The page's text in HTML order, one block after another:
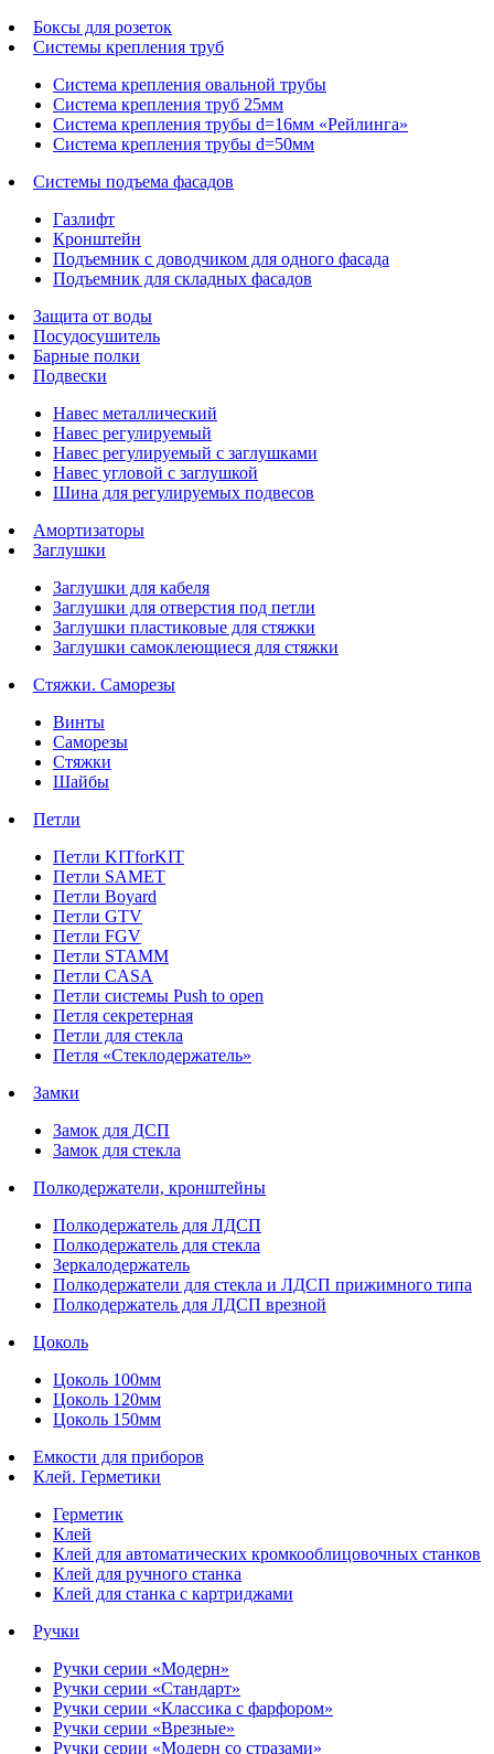
Боксы для розеток
Системы крепления труб
Система крепления овальной трубы
Система крепления труб 25мм
Система крепления трубы d=16мм «Рейлинга»
Система крепления трубы d=50мм
Системы подъема фасадов
Газлифт
Кронштейн
Подъемник с доводчиком для одного фасада
Подъемник для складных фасадов
Защита от воды
Посудосушитель
Барные полки
Подвески
Навес металлический
Навес регулируемый
Навес регулируемый с заглушками
Навес угловой с заглушкой
Шина для регулируемых подвесов
Амортизаторы
Заглушки
Заглушки для кабеля
Заглушки для отверстия под петли
Заглушки пластиковые для стяжки
Заглушки самоклеющиеся для стяжки
Стяжки. Саморезы
Винты
Саморезы
Стяжки
Шайбы
Петли
Петли KITforKIT
Петли SAMET
Петли Boyard
Петли GTV
Петли FGV
Петли STAMM
Петли CASA
Петли системы Push to open
Петля секретерная
Петли для стекла
Петля «Стеклодержатель»
Замки
Замок для ДСП
Замок для стекла
Полкодержатели, кронштейны
Полкодержатель для ЛДСП
Полкодержатель для стекла
Зеркалодержатель
Полкодержатели для стекла и ЛДСП прижимного типа
Полкодержатель для ЛДСП врезной
Цоколь
Цоколь 100мм
Цоколь 120мм
Цоколь 150мм
Емкости для приборов
Клей. Герметики
Герметик
Клей
Клей для автоматических кромкооблицовочных станков
Клей для ручного станка
Клей для станка с картриджами
Ручки
Ручки серии «Модерн»
Ручки серии «Стандарт»
Ручки серии «Классика с фарфором»
Ручки серии «Врезные»
Ручки серии «Модерн со стразами»